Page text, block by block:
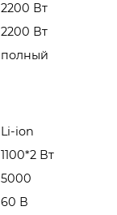
2200 Вт
2200 Вт
полный
Li-ion
1100*2 Вт
5000
60 В